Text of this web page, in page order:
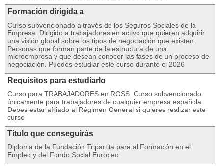
Formación dirigida a
Curso subvencionado a través de los Seguros Sociales de la
Empresa. Dirigido a trabajadores en activo que quieren adquirir
una visión global sobre los tipos de negociación que existen.
Personas que forman parte de la estructura de una
microempresa y que desean conocer las fases de un proceso de
negociación. Puedes estudiar este curso durante el 2026
Requisitos para estudiarlo
Curso para TRABAJADORES en RGSS. Curso subvencionado
únicamente para trabajadores de cualquier empresa española.
Debes estar afiliado al Régimen General si quieres realizar este
curso
Título que conseguirás
Diploma de la Fundación Tripartita para al Formación en el
Empleo y del Fondo Social Europeo